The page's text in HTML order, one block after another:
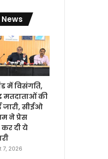
में विसंगति,
मतदाताओं की
जारी, सीईओ
ने प्रेस
दी ये
7, 2026